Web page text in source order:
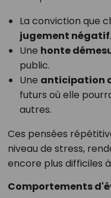
La conviction que
jugement négatif.
Une honte
public.
Une anticipation
futurs où elle
autres.
Ces pensées
niveau de stress,
encore plus difficiles
Comportements